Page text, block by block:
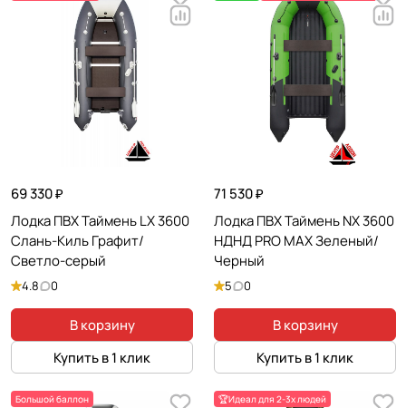
69 330 ₽
Лодка ПВХ Таймень LX 3600
Слань-Киль Графит/
Светло-серый
4.8 0
В корзину
Купить в 1 клик
71 530 ₽
Лодка ПВХ Таймень NX 3600
НДНД PRO MAX Зеленый/
Черный
5 0
В корзину
Купить в 1 клик
Большой баллон 🏆Идеал для 2-3х людей